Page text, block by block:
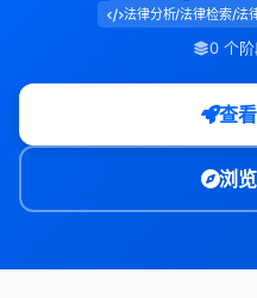
法律分析/法律检索/法
0 个阶
查
浏